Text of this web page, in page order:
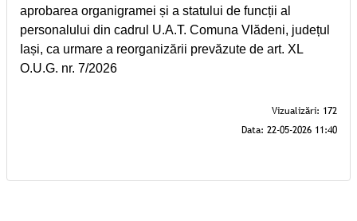
aprobarea organigramei și a statului de funcții al
personalului din cadrul U.A.T. Comuna Vlădeni, județul
Iași, ca urmare a reorganizării prevăzute de art. XL
O.U.G. nr. 7/2026